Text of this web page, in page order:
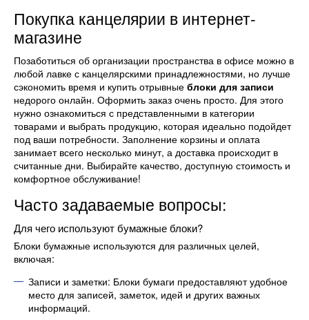
Покупка канцелярии в интернет-
магазине
Позаботиться об организации пространства в офисе можно в
любой лавке с канцелярскими принадлежностями, но лучше
сэкономить время и купить отрывные блоки для записи
недорого онлайн. Оформить заказ очень просто. Для этого
нужно ознакомиться с представленными в категории
товарами и выбрать продукцию, которая идеально подойдет
под ваши потребности. Заполнение корзины и оплата
занимает всего несколько минут, а доставка происходит в
считанные дни. Выбирайте качество, доступную стоимость и
комфортное обслуживание!
Часто задаваемые вопросы:
Для чего используют бумажные блоки?
Блоки бумажные используются для различных целей,
включая:
Записи и заметки: Блоки бумаги предоставляют удобное
место для записей, заметок, идей и других важных
информаций.